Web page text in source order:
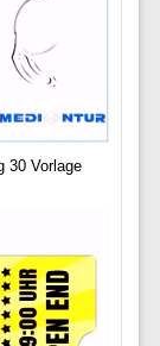
30 Vorlage